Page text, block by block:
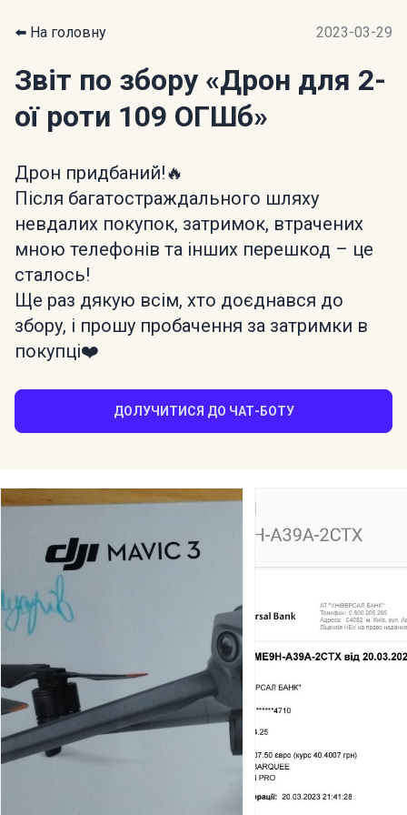
⬅️ На головну 2023-03-29
Звіт по збору «Дрон для 2-
ої роти 109 ОГШб»
Дрон придбаний!🔥
Після багатостраждального шляху
невдалих покупок, затримок, втрачених
мною телефонів та інших перешкод – це
сталось!
Ще раз дякую всім, хто доєднався до
збору, і прошу пробачення за затримки в
покупці❤️
ДОЛУЧИТИСЯ ДО ЧАТ-БОТУ